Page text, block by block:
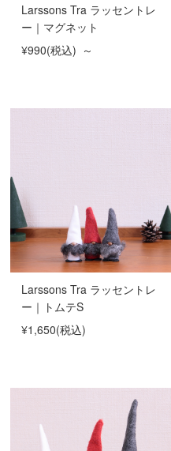
Larssons Tra ラッセントレ
ー｜マグネット
¥990(税込) ～
Larssons Tra ラッセントレ
ー｜トムテS
¥1,650(税込)